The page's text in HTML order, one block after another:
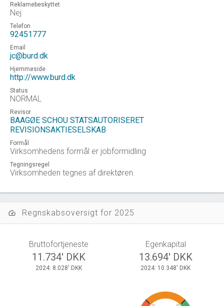
Reklamebeskyttet
Nej
Telefon
92451777
Email
jc@burd.dk
Hjemmeside
http://www.burd.dk
Status
NORMAL
Revisor
BAAGØE SCHOU STATSAUTORISERET
REVISIONSAKTIESELSKAB
Formål
Virksomhedens formål er jobformidling
Tegningsregel
Virksomheden tegnes af direktøren.
speed Regnskabsoversigt for 2025
Bruttofortjeneste
11.734' DKK
2024: 8.028' DKK
Egenkapital
13.694' DKK
2024: 10.348' DKK